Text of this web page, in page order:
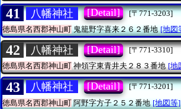
41 八幡神社 [Detail]
[〒771-3203]
徳島県名西郡神山町鬼籠野字喜来２６２番地 [地図
42 八幡神社 [Detail]
[〒771-3310]
徳島県名西郡神山町神領字東青井夫２８３番地 [地
43 八幡神社 [Detail]
[〒771-3201]
徳島県名西郡神山町阿野字方子２５２番地 [地図等]